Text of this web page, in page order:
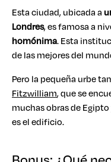
Esta ciudad, ubicada a
Londres, es famosa a
homónima. Esta
de las mejores del
Pero la pequeña urbe
Fitzwilliam, que se
muchas obras de
es el edificio.